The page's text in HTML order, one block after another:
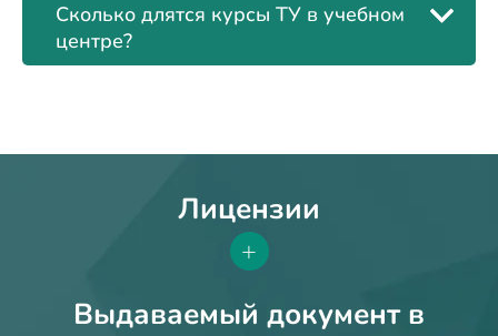
Сколько длятся курсы ТУ в учебном
центре?
Лицензии
+
Выдаваемый документ в